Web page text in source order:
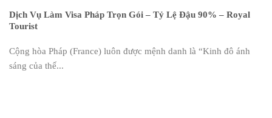
Dịch Vụ Làm Visa Pháp Trọn Gói – Tỷ Lệ Đậu 90% – Royal
Tourist
Cộng hòa Pháp (France) luôn được mệnh danh là “Kinh đô ánh
sáng của thế...